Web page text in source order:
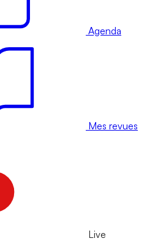
Agenda
Mes revues
Live